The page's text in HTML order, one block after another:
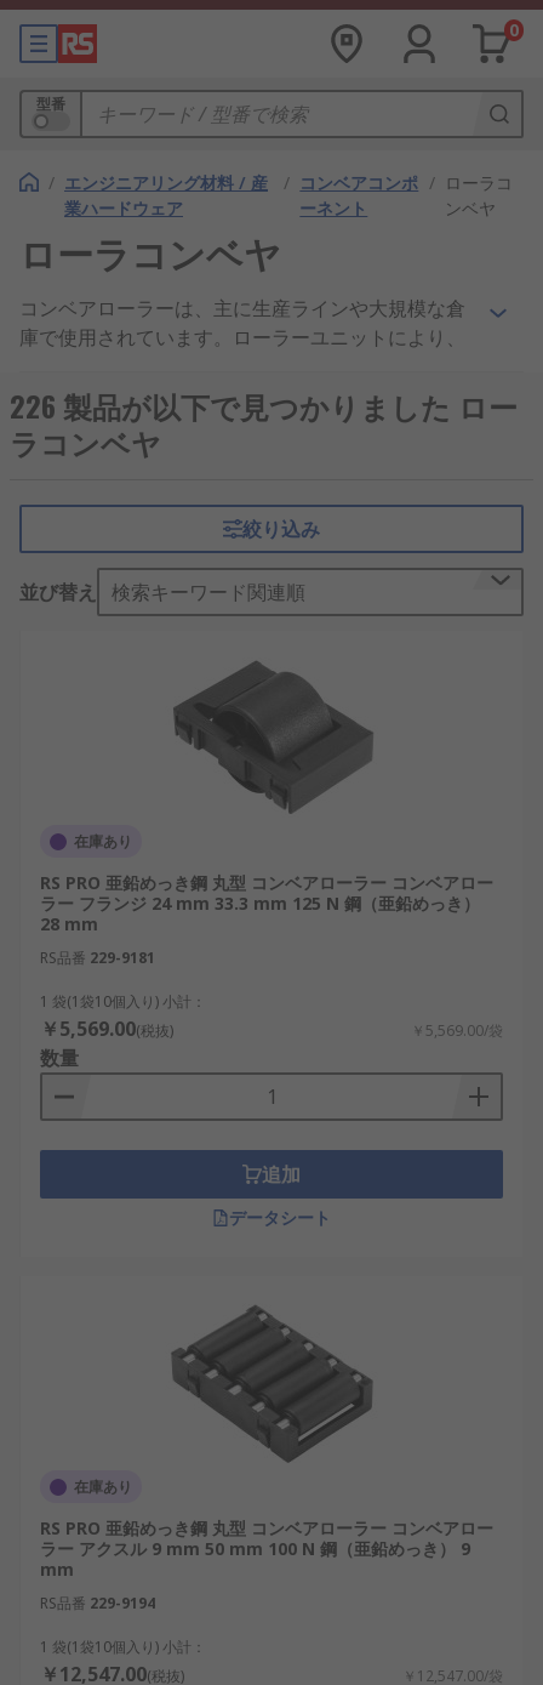
0
型番
/ エンジニアリング材料 / 産
業ハードウェア
/ コンベアコンポ
ーネント
/ ローラコ
ンベヤ
ローラコンベヤ
コンベアローラーは、主に生産ラインや大規模な倉
庫で使用されています。ローラーユニットにより、
うになります。コンベアローラーを使用すると、複
数のローラーで対象物の重量が分散され、整然と安
全に移送されるようになるため、重量物や扱いにく
できます。 この簡便さにより、効率的で安全な作業
コンベアローラーの機能
コンベアローラーは、ローラー本体が回転できるよ
うに両端がフレームに取り付けられています。ロー
ラーは、一定間隔で互いに平行に取り付けられ、作
業場周辺の移動性を考慮して、浅い角度で取り付け
てコーナーを形成できます。
通常、ローラーは金属製ですが、ローラーチューブ
は、用途によってはプラスチック製のものもありま
す。ローラーの直径、長さ、最大耐荷重はさまざま
で、 故障なしで長期間にわたって適切な強度を維持
する必要があります。
226 製品が以下で見つかりました ロー
ラコンベヤ
絞り込み
並び替え 検索キーワード関連順
在庫あり
RS PRO 亜鉛めっき鋼 丸型 コンベアローラー コンベアロー
ラー フランジ 24 mm 33.3 mm 125 N 鋼（亜鉛めっき）
28 mm
RS品番 229-9181
1 袋(1袋10個入り) 小計：
￥5,569.00(税抜) ￥5,569.00/袋
数量
追加
データシート
在庫あり
RS PRO 亜鉛めっき鋼 丸型 コンベアローラー コンベアロー
ラー アクスル 9 mm 50 mm 100 N 鋼（亜鉛めっき） 9
mm
RS品番 229-9194
1 袋(1袋10個入り) 小計：
￥12,547.00(税抜) ￥12,547.00/袋